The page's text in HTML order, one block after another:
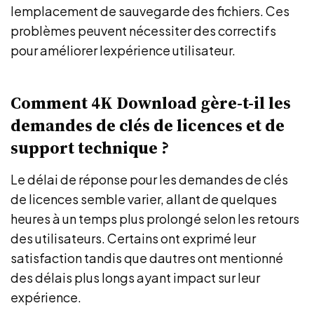
lemplacement de sauvegarde des fichiers. Ces
problèmes peuvent nécessiter des correctifs
pour améliorer lexpérience utilisateur.
Comment 4K Download gère-t-il les
demandes de clés de licences et de
support technique ?
Le délai de réponse pour les demandes de clés
de licences semble varier, allant de quelques
heures à un temps plus prolongé selon les retours
des utilisateurs. Certains ont exprimé leur
satisfaction tandis que dautres ont mentionné
des délais plus longs ayant impact sur leur
expérience.